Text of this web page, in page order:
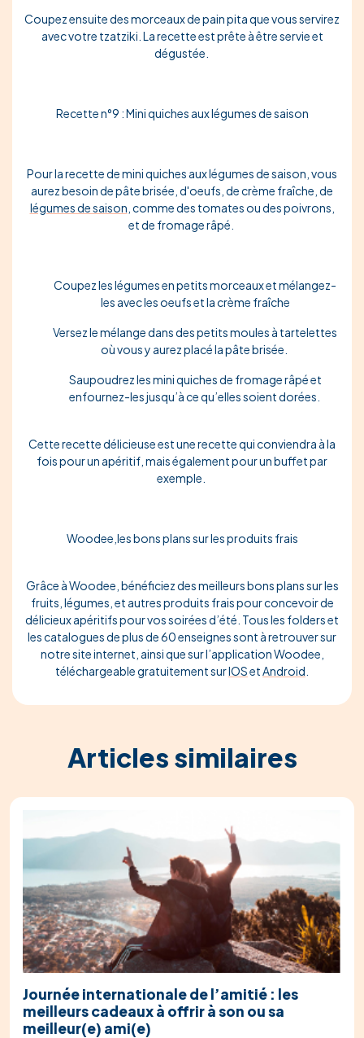
Coupez ensuite des morceaux de pain pita que vous servirez
avec votre tzatziki. La recette est prête à être servie et
dégustée.
Recette n°9 : Mini quiches aux légumes de saison
Pour la recette de mini quiches aux légumes de saison, vous
aurez besoin de pâte brisée, d'oeufs, de crème fraîche, de
légumes de saison , comme des tomates ou des poivrons,
et de fromage râpé.
Coupez les légumes en petits morceaux et mélangez-
les avec les oeufs et la crème fraîche
Versez le mélange dans des petits moules à tartelettes
où vous y aurez placé la pâte brisée.
Saupoudrez les mini quiches de fromage râpé et
enfournez-les jusqu’à ce qu’elles soient dorées.
Cette recette délicieuse est une recette qui conviendra à la
fois pour un apéritif, mais également pour un buffet par
exemple.
Woodee,les bons plans sur les produits frais
Grâce à Woodee, bénéficiez des meilleurs bons plans sur les
fruits, légumes, et autres produits frais pour concevoir de
délicieux apéritifs pour vos soirées d’été. Tous les folders et
les catalogues de plus de 60 enseignes sont à retrouver sur
notre site internet, ainsi que sur l’application Woodee,
téléchargeable gratuitement surIOSetAndroid
Articles similaires
Journée internationale de l’amitié : les
meilleurs cadeaux à offrir à son ou sa
meilleur(e) ami(e)